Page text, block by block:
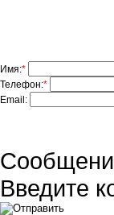
Имя:*
Телефон:*
Email:
Введите